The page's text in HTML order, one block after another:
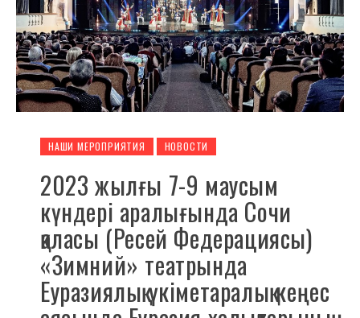
НАШИ МЕРОПРИЯТИЯ НОВОСТИ
2023 жылғы 7-9 маусым
күндері аралығында Сочи
қаласы (Ресей Федерациясы)
«Зимний» театрында
Еуразиялық үкіметаралық кеңес